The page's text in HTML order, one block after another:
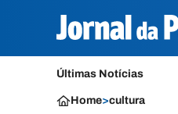
Últimas Notícias
Home>cultura